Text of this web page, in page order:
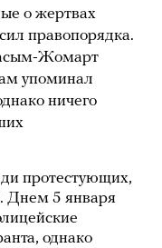
о жертвах
правопорядка.
Жомарт
упоминал
ничего
протестующих,
Днем 5 января
однако